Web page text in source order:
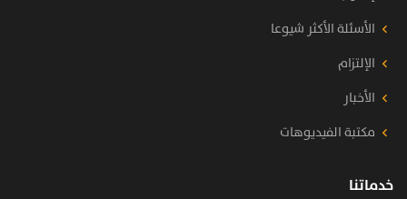
الأسئلة الأكثر شيوعا
الإلتزام
الأخبار
مكتبة الفيديوهات
خدماتنا